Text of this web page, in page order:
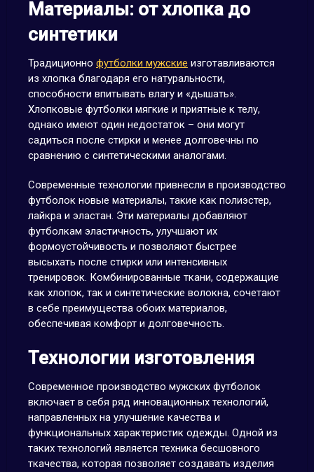
Материалы: от хлопка до
синтетики
Традиционно футболки мужские изготавливаются
из хлопка благодаря его натуральности,
способности впитывать влагу и «дышать».
Хлопковые футболки мягкие и приятные к телу,
однако имеют один недостаток – они могут
садиться после стирки и менее долговечны по
сравнению с синтетическими аналогами.
Современные технологии привнесли в производство
футболок новые материалы, такие как полиэстер,
лайкра и эластан. Эти материалы добавляют
футболкам эластичность, улучшают их
формоустойчивость и позволяют быстрее
высыхать после стирки или интенсивных
тренировок. Комбинированные ткани, содержащие
как хлопок, так и синтетические волокна, сочетают
в себе преимущества обоих материалов,
обеспечивая комфорт и долговечность.
Технологии изготовления
Современное производство мужских футболок
включает в себя ряд инновационных технологий,
направленных на улучшение качества и
функциональных характеристик одежды. Одной из
таких технологий является техника бесшовного
ткачества, которая позволяет создавать изделия